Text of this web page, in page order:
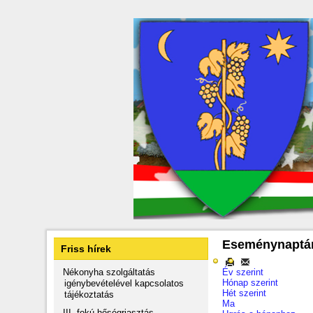
Friss hírek
Nékonyha szolgáltatás
igénybevételével kapcsolatos
tájékoztatás
Év szerint
Hónap szerint
Hét szerint
Ma